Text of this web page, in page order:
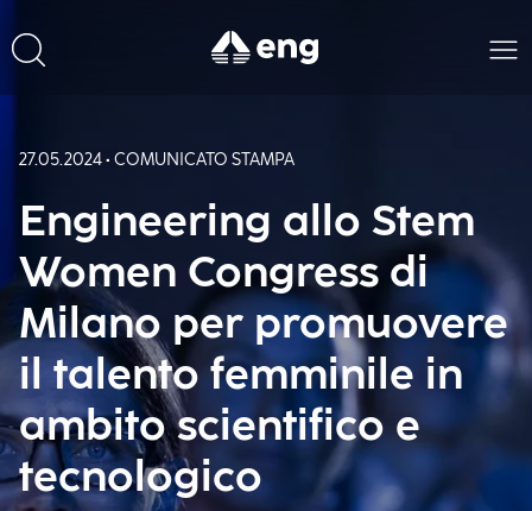
27.05.2024 • COMUNICATO STAMPA
Engineering allo Stem
Women Congress di
Milano per promuovere
il talento femminile in
ambito scientifico e
tecnologico